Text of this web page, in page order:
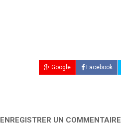
Google Facebook
ENREGISTRER UN COMMENTAIRE